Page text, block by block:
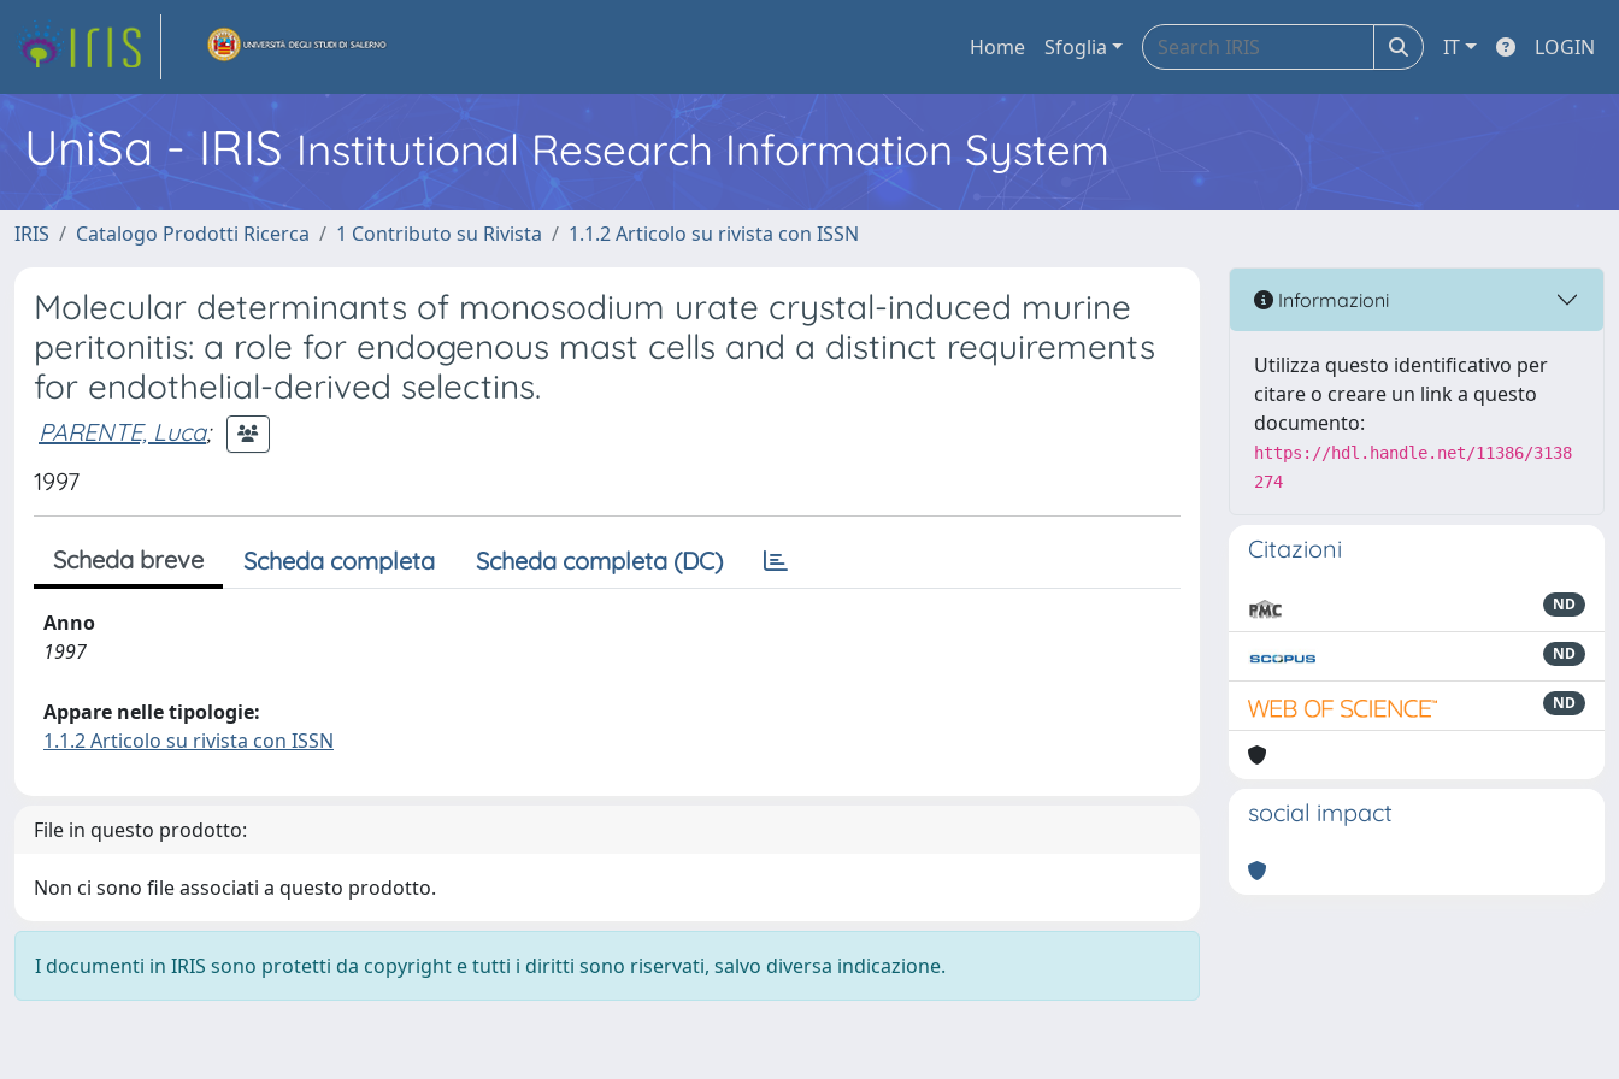
Home Sfoglia IT LOGIN
UniSa - IRIS Institutional Research Information System
IRIS Catalogo Prodotti Ricerca 1 Contributo su Rivista 1.1.2 Articolo su rivista con ISSN
Molecular determinants of monosodium urate crystal-induced murine
peritonitis: a role for endogenous mast cells and a distinct requirements
for endothelial-derived selectins.
PARENTE, Luca;
1997
Scheda breve Scheda completa Scheda completa (DC)
Anno
1997
Appare nelle tipologie:
1.1.2 Articolo su rivista con ISSN
File in questo prodotto:
Non ci sono file associati a questo prodotto.
I documenti in IRIS sono protetti da copyright e tutti i diritti sono riservati, salvo diversa indicazione.
Informazioni
Utilizza questo identificativo per
citare o creare un link a questo
documento:
https://hdl.handle.net/11386/3138
274
Citazioni
ND
ND
ND
social impact